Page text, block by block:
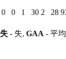
0 0 1 30 2 28
失 - 失, GAA - 平